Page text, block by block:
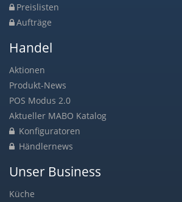
Preislisten
Aufträge
Handel
Aktionen
Produkt-News
POS Modus 2.0
Aktueller MABO Katalog
Konfiguratoren
Händlernews
Unser Business
Küche